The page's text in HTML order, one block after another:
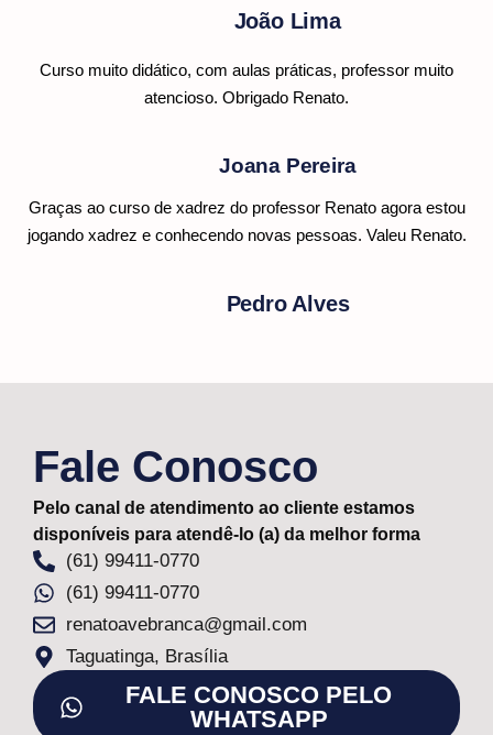
João Lima
Curso muito didático, com aulas práticas, professor muito
atencioso. Obrigado Renato.
Joana Pereira
Graças ao curso de xadrez do professor Renato agora estou
jogando xadrez e conhecendo novas pessoas. Valeu Renato.
Pedro Alves
Fale Conosco
Pelo canal de atendimento ao cliente estamos
disponíveis para atendê-lo (a) da melhor forma
(61) 99411-0770
(61) 99411-0770
renatoavebranca@gmail.com
Taguatinga, Brasília
FALE CONOSCO PELO
WHATSAPP